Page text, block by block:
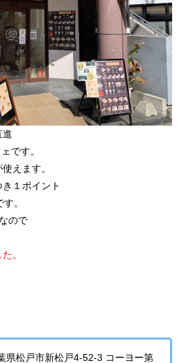
進
です。
えます。
１ポイント
。
ので
。
松戸市新松戸4-52-3 コーヨー第